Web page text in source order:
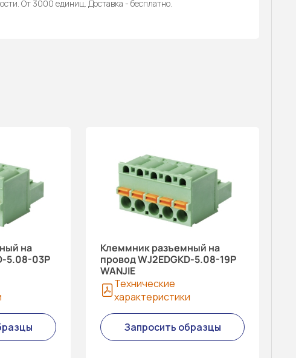
От 3000 единиц. Доставка - бесплатно.
на
5.08-03P
Клеммник разъемный на
провод WJ2EDGKD-5.08-19P
WANJIE
Технические
характеристики
Запросить образцы